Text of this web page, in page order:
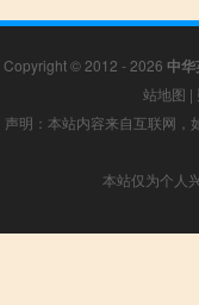
Copyright © 2012 - 2026 中
站地图 |
声明：本站内容来自互联网
本站仅为个人